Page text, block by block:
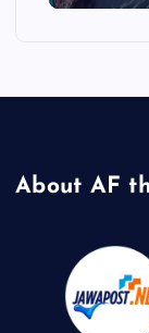
About AF